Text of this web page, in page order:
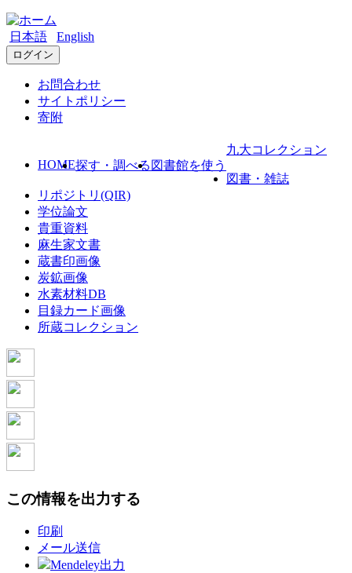
日本語 English
ログイン
お問合わせ
サイトポリシー
寄附
HOME探す・調べる 図書館を使う
九大コレクション
図書・雑誌
リポジトリ(QIR)
学位論文
貴重資料
麻生家文書
蔵書印画像
炭鉱画像
水素材料DB
目録カード画像
所蔵コレクション
この情報を出力する
印刷
メール送信
Mendeley出力